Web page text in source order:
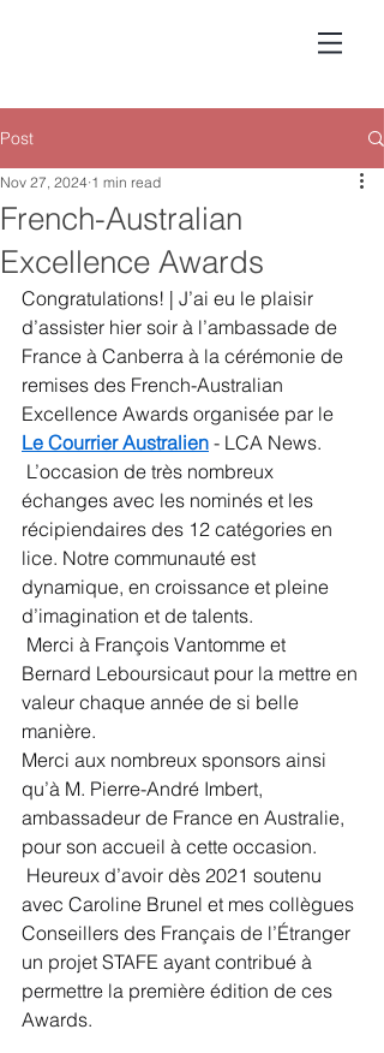
Post
French-Australian
Excellence Awards
Nov 27, 2024 1 min read
Congratulations! | J’ai eu le plaisir
d’assister hier soir à l’ambassade de
France à Canberra à la cérémonie de
remises des French-Australian
Excellence Awards organisée par le
Le Courrier Australien - LCA News.
L’occasion de très nombreux
échanges avec les nominés et les
récipiendaires des 12 catégories en
lice. Notre communauté est
dynamique, en croissance et pleine
d’imagination et de talents.
Merci à François Vantomme et
Bernard Leboursicaut pour la mettre en
valeur chaque année de si belle
manière.
Merci aux nombreux sponsors ainsi
qu’à M. Pierre-André Imbert,
ambassadeur de France en Australie,
pour son accueil à cette occasion.
Heureux d’avoir dès 2021 soutenu
avec Caroline Brunel et mes collègues
Conseillers des Français de l’Étranger
un projet STAFE ayant contribué à
permettre la première édition de ces
Awards.